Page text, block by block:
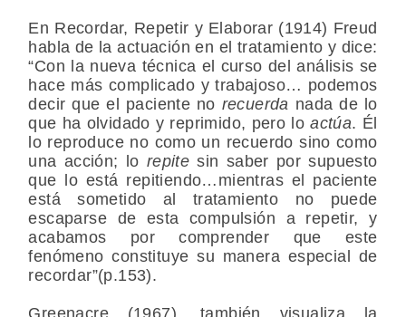
En Recordar, Repetir y Elaborar (1914) Freud
habla de la actuación en el tratamiento y dice:
“Con la nueva técnica el curso del análisis se
hace más complicado y trabajoso… podemos
decir que el paciente no recuerda nada de lo
que ha olvidado y reprimido, pero loactúa. Él
lo reproduce no como un recuerdo sino como
una acción; lo repite sin saber por supuesto
que lo está repitiendo…mientras el paciente
está sometido al tratamiento no puede
escaparse de esta compulsión a repetir, y
acabamos por comprender que este
fenómeno constituye su manera especial de
recordar”(p.153).
Greenacre (1967), también visualiza la